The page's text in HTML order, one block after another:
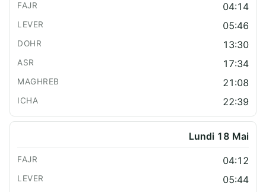
04:14
05:46
13:30
17:34
21:08
22:39
Lundi 18 Mai
04:12
05:44